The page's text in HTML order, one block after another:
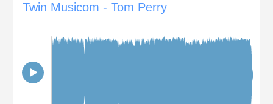
Twin Musicom - Tom Perry